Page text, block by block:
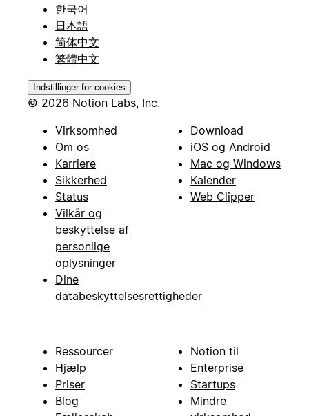
한국어
日本語
简体中文
繁體中文
Indstillinger for cookies
© 2026 Notion Labs, Inc.
Virksomhed
Om os
Karriere
Sikkerhed
Status
Vilkår og
beskyttelse af
personlige
oplysninger
Dine
databeskyttelsesrettigheder
Download
iOS og Android
Mac og Windows
Kalender
Web Clipper
Ressourcer
Hjælp
Priser
Blog
Notion til
Enterprise
Startups
Mindre